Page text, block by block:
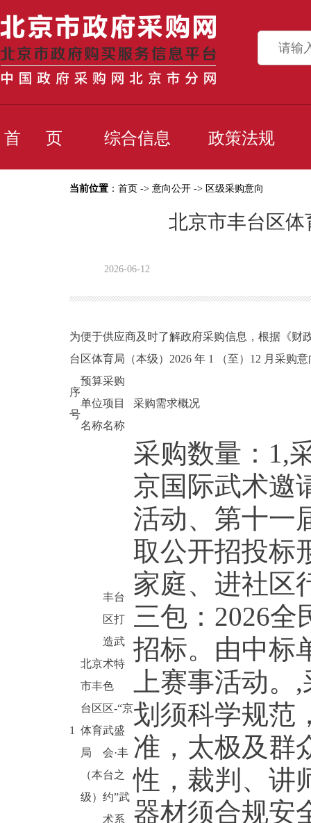
首 页 综合信息 政策法规
当前位置 ： 首页 -> 意向公开 -> 区级采购意向
北京市丰台区体
2026-06-12
为便于供应商及时了解政府采购信息，根据《财
台区体育局（本级）2026 年 1 （至）12 月采购
序
号
预算
单位
名称
采购
项目
名称
采购需求概况
1
北京
市丰
台区
体育
局
（本
级）
丰台
区打
造武
术特
色
区-“京
武盛
会·丰
台之
约”武
术系
采购数量：1,
京国际武术邀
活动、第十一
取公开招投标
家庭、进社区
三包：2026
招标。由中标
上赛事活动
划须科学规范
准，太极及群
性，裁判、讲
器材须合规安